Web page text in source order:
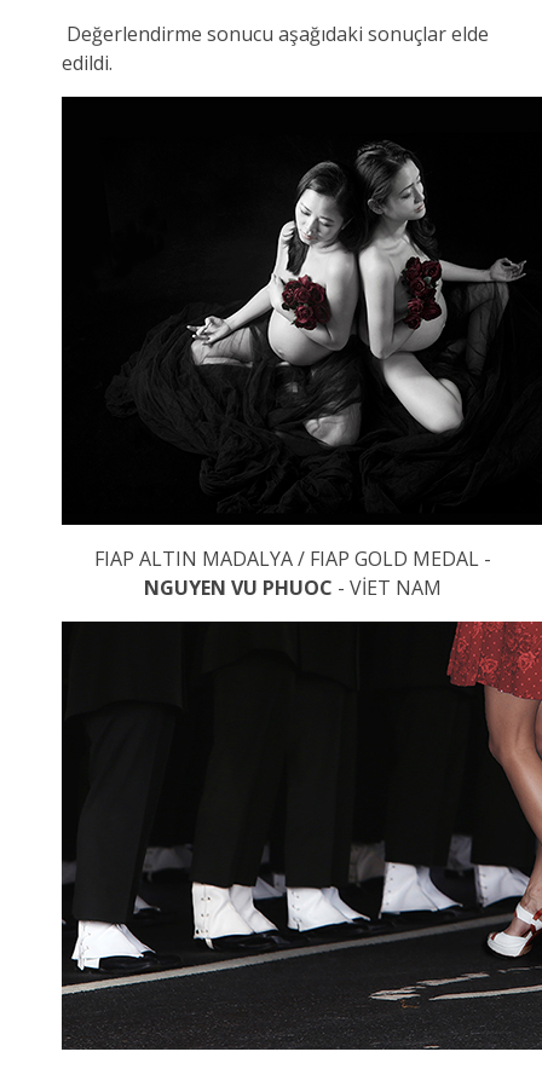
Değerlendirme sonucu aşağıdaki sonuçlar elde
edildi.
FIAP ALTIN MADALYA / FIAP GOLD MEDAL -
NGUYEN VU PHUOC - VİET NAM